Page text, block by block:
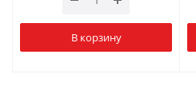
В корзину